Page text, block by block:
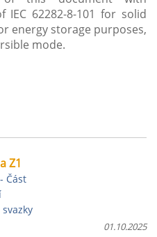
62282-8-101 for solid
energy storage purposes,
mode.
Z1
Část
01.10.2025